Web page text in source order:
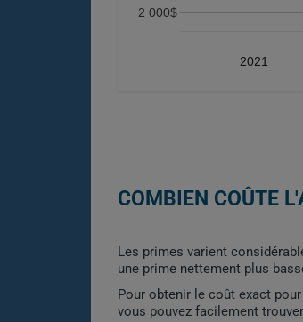
2021
2 000$
COMBIEN COÛTE
Les primes varient
une prime nettement plus
Pour obtenir le coût exact
vous pouvez facilement